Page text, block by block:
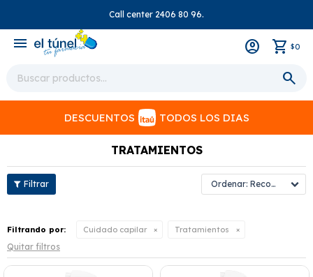
Call center 2406 80 96.
menu $0
DESCUENTOS TODOS LOS DIAS
TRATAMIENTOS
Recomendados
Filtrando por: Cuidado capilar Tratamientos
Quitar filtros
close